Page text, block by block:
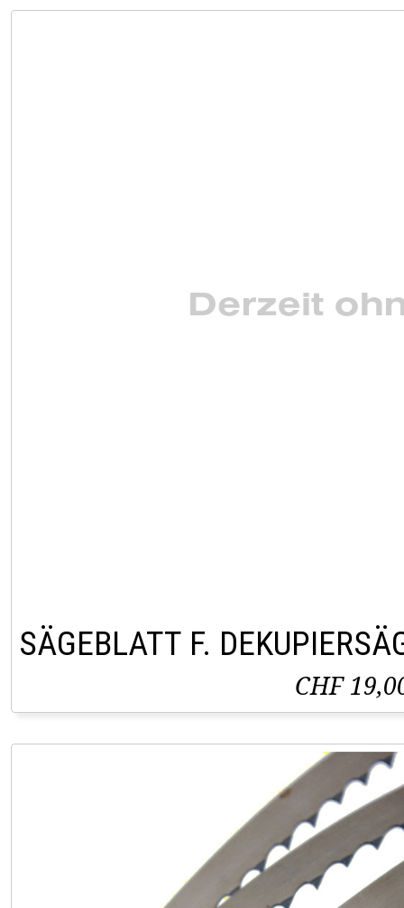
SÄGEBLATT F.
CHF